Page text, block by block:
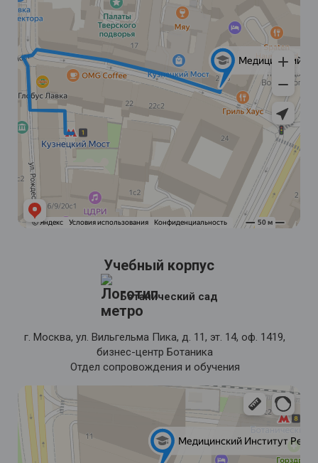
Учебный корпус
Ботанический сад
г. Москва, ул. Вильгельма Пика, д. 11, эт. 14, оф. 1419,
бизнес-центр Ботаника
Отдел сопровождения и обучения